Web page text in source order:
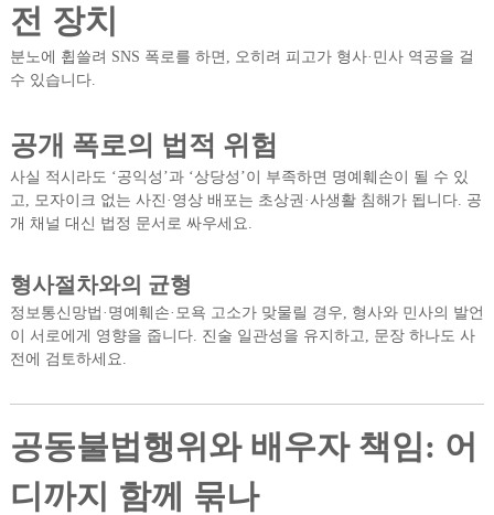
전 장치
분노에 휩쓸려 SNS 폭로를 하면, 오히려 피고가 형사·민사 역공을 걸
수 있습니다.
공개 폭로의 법적 위험
사실 적시라도 ‘공익성’과 ‘상당성’이 부족하면 명예훼손이 될 수 있
고, 모자이크 없는 사진·영상 배포는 초상권·사생활 침해가 됩니다. 공
개 채널 대신 법정 문서로 싸우세요.
형사절차와의 균형
정보통신망법·명예훼손·모욕 고소가 맞물릴 경우, 형사와 민사의 발언
이 서로에게 영향을 줍니다. 진술 일관성을 유지하고, 문장 하나도 사
전에 검토하세요.
공동불법행위와 배우자 책임: 어
디까지 함께 묶나